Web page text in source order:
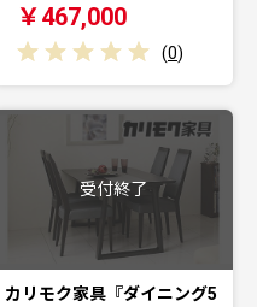
￥467,000
(0)
受付終了
カリモク家具『ダイニング5